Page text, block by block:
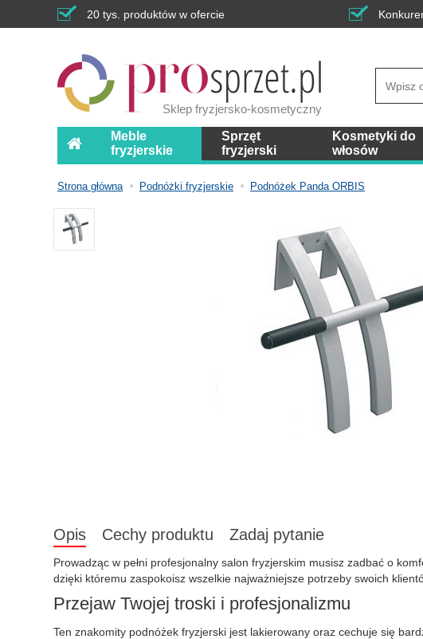
20 tys. produktów w ofercie
Sklep fryzjersko-kosmetyczny
Meble
fryzjerskie
Sprzęt
fryzjerski
Kosmetyki do
włosów
Strona główna Podnóżki fryzjerskie Podnóżek Panda ORBIS
Opis Cechy produktu Zadaj pytanie
Prowadząc w pełni profesjonalny salon fryzjerskim musisz zadbać o
dzięki któremu zaspokoisz wszelkie najważniejsze potrzeby swoich
Przejaw Twojej troski i profesjonalizmu
Ten znakomity podnóżek fryzjerski jest lakierowany oraz cechuje się